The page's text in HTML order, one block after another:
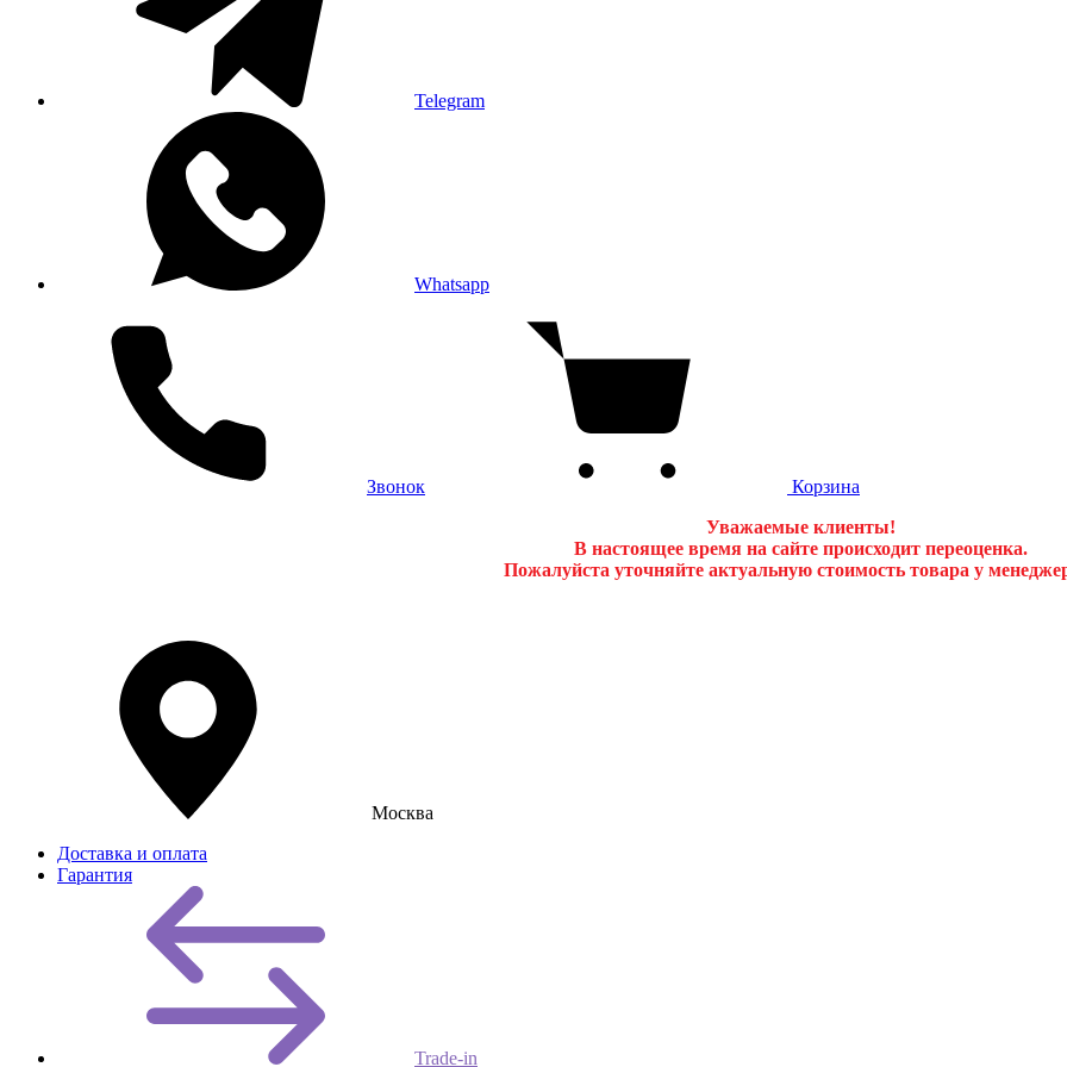
Telegram
Whatsapp
Звонок
Корзина
Уважаемые клиенты!
В настоящее время на сайте происходит переоценка.
Пожалуйста уточняйте актуальную стоимость товара у
Москва
Доставка и оплата
Гарантия
Trade-in